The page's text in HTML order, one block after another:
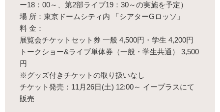
ー18：00～、第2部ライブ19：30～の実施を予定）
場 所：東京ドームシティ内 「シアターGロッソ」
料 金：
展覧会チケットセット券 一般 4,500円・学生 4,200円
トークショー&ライブ単体券（一般・学生共通） 3,500
円
※グッズ付きチケットの取り扱いなし
チケット発売：11月26日(土) 12:00～ イープラスにて
販売